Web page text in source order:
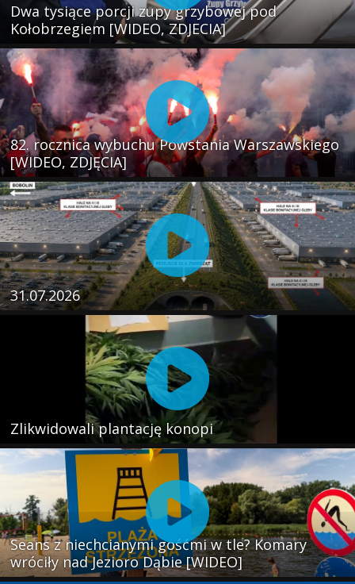
Dwa tysiące porcji zupy grzybowej pod
Kołobrzegiem [WIDEO, ZDJECIA]
82. rocznica wybuchu Powstania Warszawskiego
[WIDEO, ZDJĘCIA]
31.07.2026
Zlikwidowali plantację konopi
Seans z niechcianymi gośćmi w tle? Komary
wróciły nad Jezioro Dąbie [WIDEO]